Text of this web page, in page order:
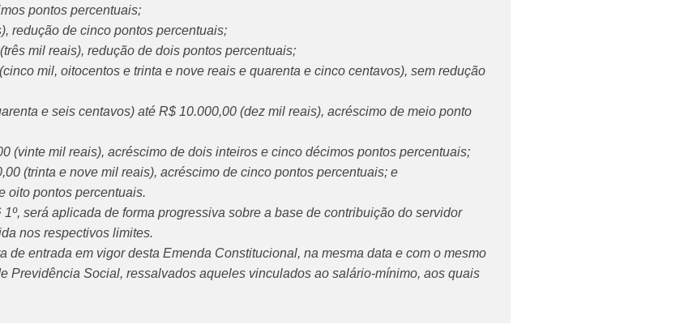
pontos percentuais;
redução de cinco pontos percentuais;
mil reais), redução de dois pontos percentuais;
mil, oitocentos e trinta e nove reais e quarenta e cinco centavos), sem redução
e seis centavos) até R$ 10.000,00 (dez mil reais), acréscimo de meio ponto
(vinte mil reais), acréscimo de dois inteiros e cinco décimos pontos percentuais;
(trinta e nove mil reais), acréscimo de cinco pontos percentuais; e
oito pontos percentuais.
será aplicada de forma progressiva sobre a base de contribuição do servidor
nos respectivos limites.
de entrada em vigor desta Emenda Constitucional, na mesma data e com o mesmo
Previdência Social, ressalvados aqueles vinculados ao salário-mínimo, aos quais